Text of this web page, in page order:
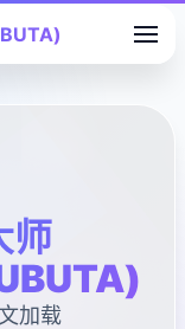
师
加载